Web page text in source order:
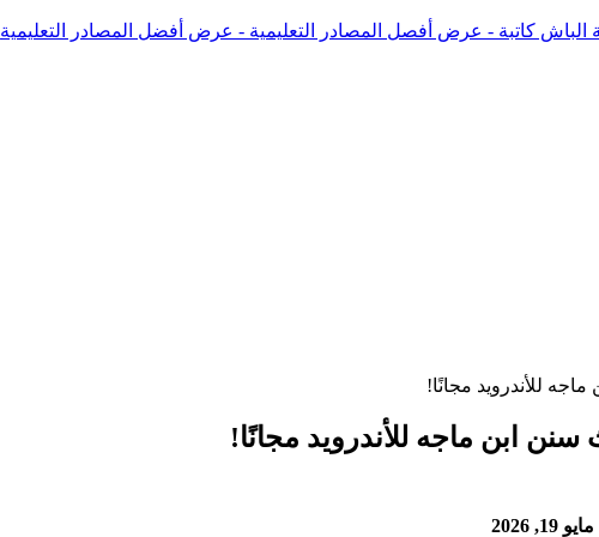
الباش كاتبة - عرض أفصل المصادر التعليمية - عرض أفضل المصادر التعليمية
مايو 19, 2026